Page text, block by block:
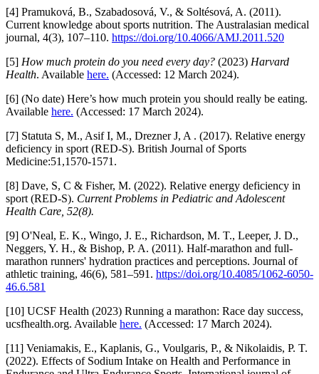
[4] Pramuková, B., Szabadosová, V., & Soltésová, A. (2011).
Current knowledge about sports nutrition. The Australasian medical
journal, 4(3), 107–110. https://doi.org/10.4066/AMJ.2011.520
[5] How much protein do you need every day? (2023) Harvard
Health. Available here. (Accessed: 12 March 2024).
[6] (No date) Here’s how much protein you should really be eating.
Available here. (Accessed: 17 March 2024).
[7] Statuta S, M., Asif I, M., Drezner J, A . (2017). Relative energy
deficiency in sport (RED-S). British Journal of Sports
Medicine:51,1570-1571.
[8] Dave, S, C & Fisher, M. (2022). Relative energy deficiency in
sport (RED-S). Current Problems in Pediatric and Adolescent
Health Care, 52(8).
[9] O'Neal, E. K., Wingo, J. E., Richardson, M. T., Leeper, J. D.,
Neggers, Y. H., & Bishop, P. A. (2011). Half-marathon and full-
marathon runners' hydration practices and perceptions. Journal of
athletic training, 46(6), 581–591. https://doi.org/10.4085/1062-6050-
46.6.581
[10] UCSF Health (2023) Running a marathon: Race day success,
ucsfhealth.org. Available here. (Accessed: 17 March 2024).
[11] Veniamakis, E., Kaplanis, G., Voulgaris, P., & Nikolaidis, P. T.
(2022). Effects of Sodium Intake on Health and Performance in